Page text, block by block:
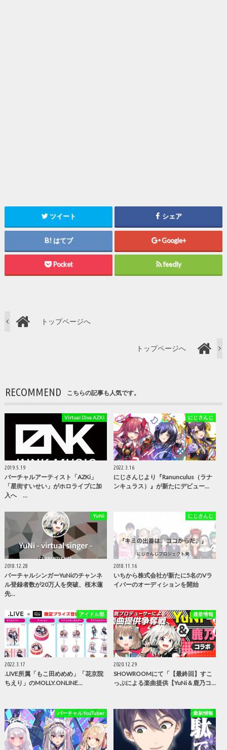
ツイート シェア
はてブ Google+
Pocket feedly
トップページへ
トップページへ
RECOMMEND こちらの記事も人気です。
Virtual Diva AZKi
2019.5.19
バーチャルアーティスト「AZKi」
「星街すいせい」がホロライブに加
入へ …
にじさんじ
2022.3.16
にじさんじより『Ranunculus（ラナ
ンキュラス）』が新たにデビュー…
YuNi
2018.12.28
バーチャルシンガーYuNiのチャンネ
ル登録者数が20万人を突破、桜木蓮
先…
にじさんじ
2018.11.16
いちから株式会社が新たに5名のVラ
イバーのオーディションを開始
アイドル部
2022.3.17
.LIVE所属「もこ田めめめ」「花京院
ちえり」のMOLLY.ONLINE…
最新情報
2020.12.29
SHOWROOMにて「【最終回】すこ
っぷによる楽曲提供【YuNi＆鹿乃コ…
バーチャルYouTuber 最新情報